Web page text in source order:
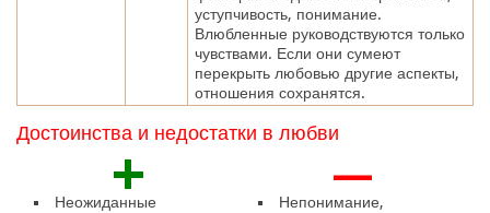
уступчивость, понимание.
Влюбленные руководствуются только
чувствами. Если они сумеют
перекрыть любовью другие аспекты,
отношения сохранятся.
Достоинства и недостатки в любви
+
Неожиданные
—
Непонимание,